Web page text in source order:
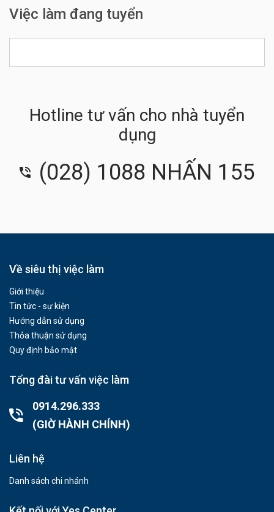
Việc làm đang tuyển
Hotline tư vấn cho nhà tuyển
dụng
(028) 1088 NHẤN 155
Về siêu thị việc làm
Giới thiệu
Tin tức - sự kiện
Hướng dẫn sử dụng
Thỏa thuận sử dụng
Quy định bảo mật
Tổng đài tư vấn việc làm
0914.296.333
(GIỜ HÀNH CHÍNH)
Liên hệ
Danh sách chi nhánh